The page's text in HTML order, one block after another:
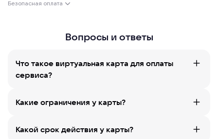
Безопасная оплата
Вопросы и ответы
Что такое виртуальная карта для оплаты
сервиса?
Какие ограничения у карты?
Какой срок действия у карты?